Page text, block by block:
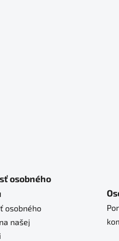
osobného
osobného
našej